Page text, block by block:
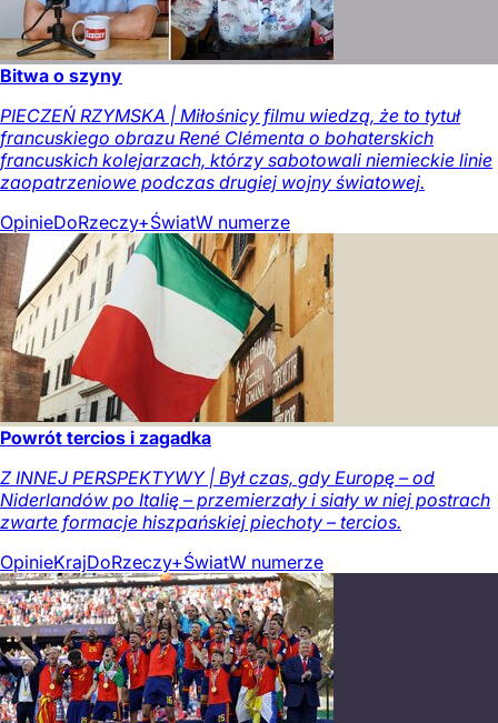
Bitwa o szyny
PIECZEŃ RZYMSKA | Miłośnicy filmu wiedzą, że to tytuł
francuskiego obrazu René Clémenta o bohaterskich
francuskich kolejarzach, którzy sabotowali niemieckie linie
zaopatrzeniowe podczas drugiej wojny światowej.
OpinieDoRzeczy+ŚwiatW numerze
Powrót tercios i zagadka
Z INNEJ PERSPEKTYWY | Był czas, gdy Europę – od
Niderlandów po Italię – przemierzały i siały w niej postrach
zwarte formacje hiszpańskiej piechoty – tercios.
OpinieKrajDoRzeczy+ŚwiatW numerze